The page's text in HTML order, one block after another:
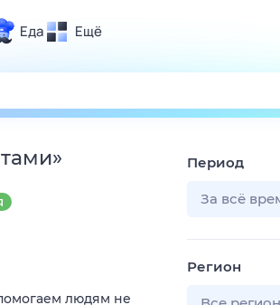
Еда Ещё
отдых
Поиск
ТВ-программа
»
людям не
Период
За всё
Регион